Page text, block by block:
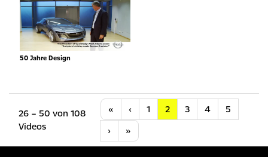
50 Jahre Design
26 – 50 von 108
Videos
«Anfang
‹Vorherige
1 2 3 4
5
›Nächste
»Letzte